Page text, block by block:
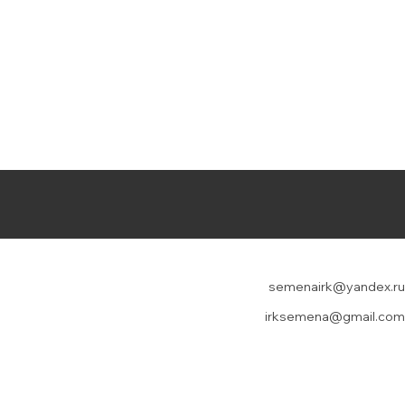
semenairk@yandex.ru
irksemena@gmail.com